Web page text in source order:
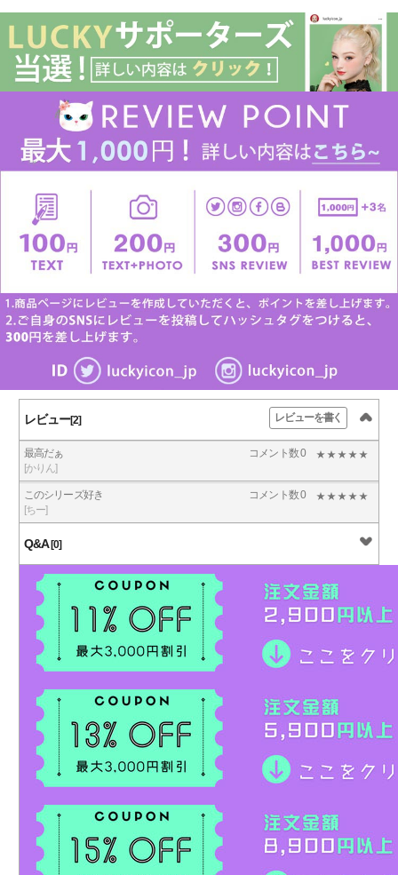
レビュー[2]
最高だぁ
[かりん]
コメント数 0
このシリーズ好き
[ちー]
コメント数 0
レビューを書く
Q&A [0]